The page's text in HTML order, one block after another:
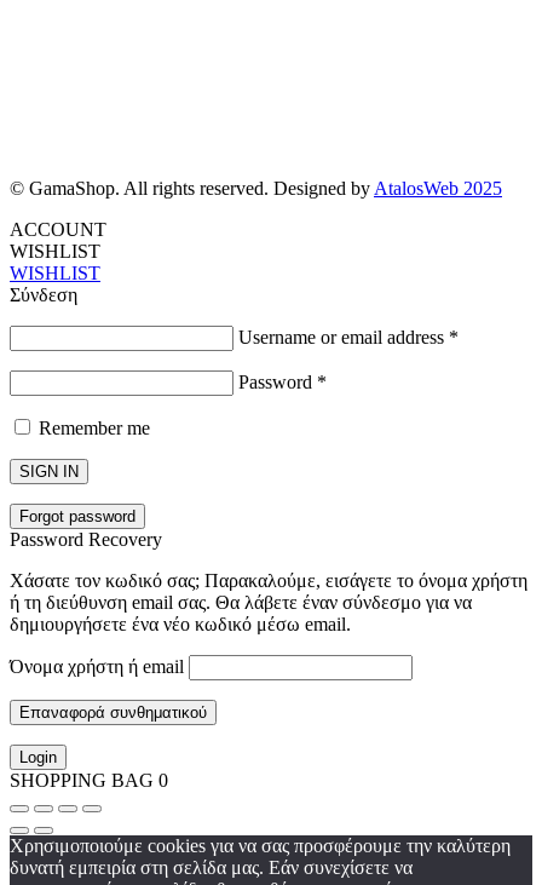
© GamaShop. All rights reserved. Designed by AtalosWeb 2025
ACCOUNT
WISHLIST
WISHLIST
Σύνδεση
Username or email address *
Password *
Remember me
SIGN IN
Forgot password
Password Recovery
Χάσατε τον κωδικό σας; Παρακαλούμε, εισάγετε το όνομα χρήστη
ή τη διεύθυνση email σας. Θα λάβετε έναν σύνδεσμο για να
δημιουργήσετε ένα νέο κωδικό μέσω email.
Όνομα χρήστη ή email
Επαναφορά συνθηματικού
Login
SHOPPING BAG 0
Χρησιμοποιούμε cookies για να σας προσφέρουμε την καλύτερη
δυνατή εμπειρία στη σελίδα μας. Εάν συνεχίσετε να